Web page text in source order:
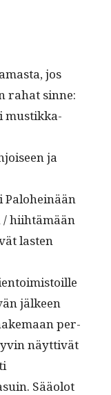
jos
rahat sinne:
mustikka­
ja
/ hiihtämään
las­ten
jäl­keen
per­
näyt­tivät
Sääolot